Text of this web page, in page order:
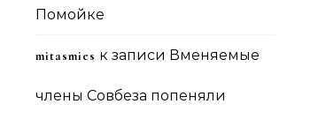
Помойке
mitasmies к записи Вменяемые
члены Совбеза попеняли